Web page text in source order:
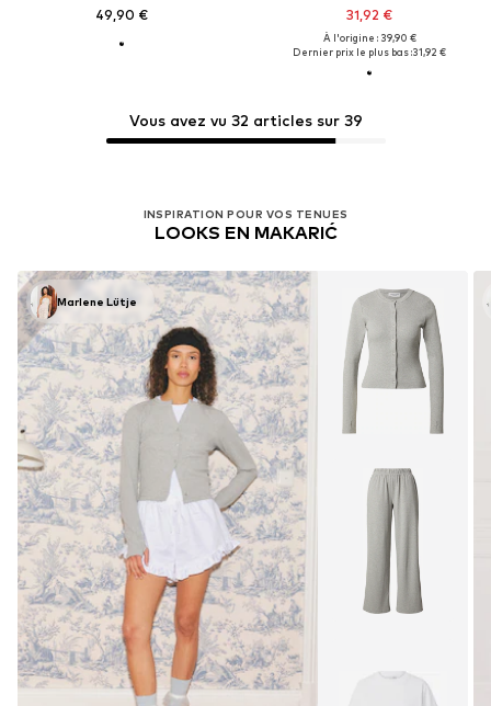
49,90 € 31,92 €
À l'origine : 39,90 €
Dernier prix le plus bas :31,92 €
Vous avez vu 32 articles sur 39
INSPIRATION POUR VOS TENUES
LOOKS EN MAKARIĆ
Marlene Lütje